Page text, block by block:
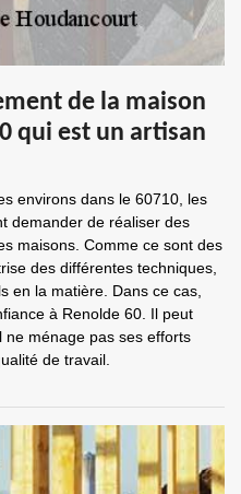
de la maison
qui est un artisan
environs dans le 60710, les
demander de réaliser des
maisons. Comme ce sont des
des différentes techniques,
en la matière. Dans ce cas,
à Renolde 60. Il peut
ne ménage pas ses efforts
de travail.